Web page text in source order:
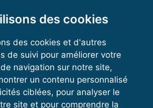
des cookies
des cookies et d'autres
de suivi pour améliorer votre
navigation sur notre site,
un contenu personnalisé
ciblées, pour analyser le
site et pour comprendre la
Kettlebell
VOS ESPACES
Espace dirigeant
Espace licencié